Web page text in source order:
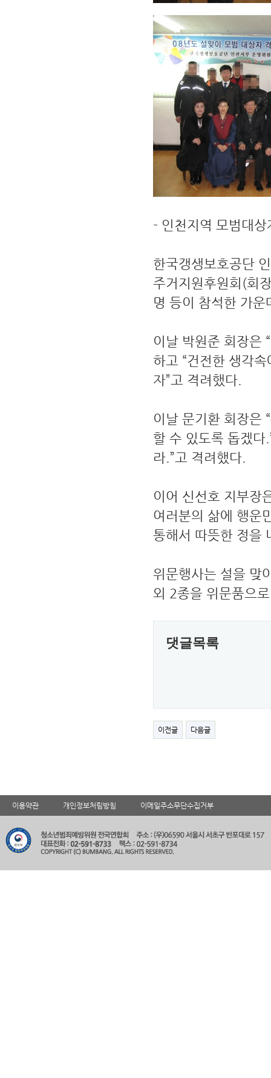
- 인천지역 모범대
한국갱생보호공단
주거지원후원회(회
명 등이 참석한 가
이날 박원준 회장은
하고 “건전한 생각
자”고 격려했다.
이날 문기환 회장은
할 수 있도록 돕겠다
라.”고 격려했다.
이어 신선호 지부장
여러분의 삶에 행운
통해서 따뜻한 정을
위문행사는 설을 맞
외 2종을 위문품으
댓글목록
이전글 다음글
이용약관 개인정보처림방침 이메일주소무단수집거부